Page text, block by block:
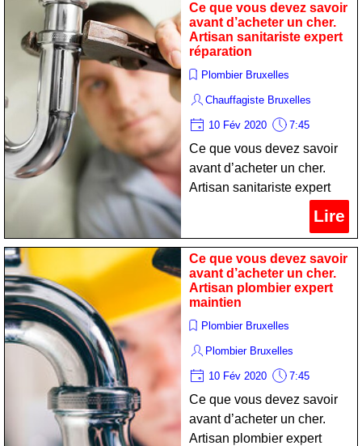
Ce que vous devez savoir
avant d’acheter un cher.
Artisan sanitariste expert
réparation
Plombier Bruxelles
Chauffagiste Bruxelles
10 Fév 2020 7:45
Ce que vous devez savoir
avant d’acheter un cher.
Artisan sanitariste expert
Lire
Ce que vous devez savoir
avant d’acheter un cher.
Artisan plombier expert
maintien
Plombier Bruxelles
Plombier Bruxelles
10 Fév 2020 7:45
Ce que vous devez savoir
avant d’acheter un cher.
Artisan plombier expert